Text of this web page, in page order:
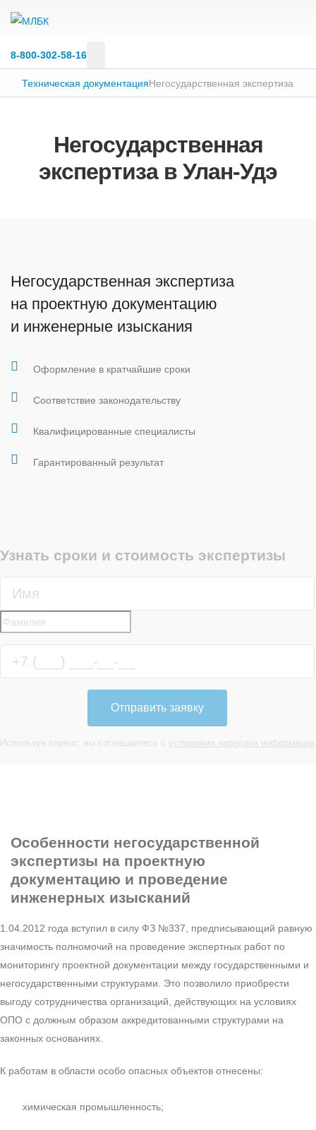
8‑800‑302‑58‑16
Техническая документацияНегосударственная экспертиза
Негосударственная
экспертиза в Улан-Удэ
Негосударственная экспертиза
на проектную документацию
и инженерные изыскания
Оформление в кратчайшие сроки
Соответствие законодательству
Квалифицированные специалисты
Гарантированный результат
Узнать сроки и стоимость экспертизы
Отправить заявку
Используя сервис, вы соглашаетесь с условиями передачи информации
Особенности негосударственной
экспертизы на проектную
документацию и проведение
инженерных изысканий
1.04.2012 года вступил в силу ФЗ №337, предписывающий равную
значимость полномочий на проведение экспертных работ по
мониторингу проектной документации между государственными и
негосударственными структурами. Это позволило приобрести
выгоду сотрудничества организаций, действующих на условиях
ОПО с должным образом аккредитованными структурами на
законных основаниях.
К работам в области особо опасных объектов отнесены:
химическая промышленность;